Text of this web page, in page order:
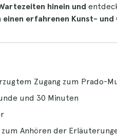
hinein und
einen erfahrenen Kunst-
Zugang zum Prado-
und 30 Minuten
Anhören der